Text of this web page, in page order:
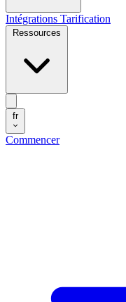
Intégrations Tarification
fr
Commencer